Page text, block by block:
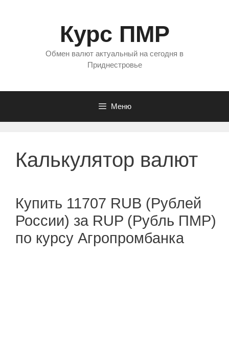
Курс ПМР
Обмен валют актуальный на сегодня в
Приднестровье
Меню
Калькулятор валют
Купить 11707 RUB (Рублей
России) за RUP (Рубль ПМР)
по курсу Агропромбанка